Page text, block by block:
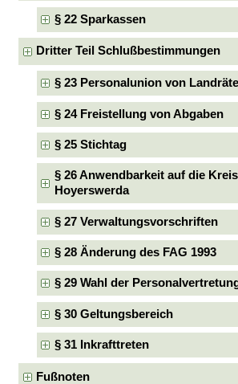
§ 22 Sparkassen
Dritter Teil Schlußbestimmungen
§ 23 Personalunion von
§ 24 Freistellung von Abgaben
§ 25 Stichtag
§ 26 Anwendbarkeit auf die
Hoyerswerda
§ 27 Verwaltungsvorschriften
§ 28 Änderung des FAG 1993
§ 29 Wahl der
§ 30 Geltungsbereich
§ 31 Inkrafttreten
Fußnoten